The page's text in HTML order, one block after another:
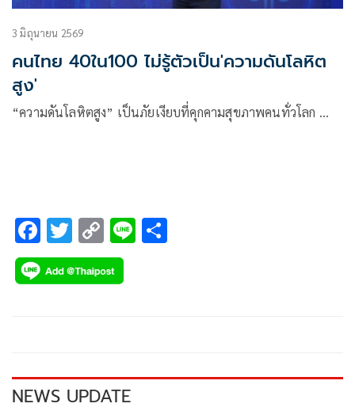
3 มิถุนายน 2569
คนไทย 40ใน100 ไม่รู้ตัวเป็น'ความดันโลหิต
สูง'
“ความดันโลหิตสูง” เป็นภัยเงียบที่คุกคามสุขภาพคนทั่วโลก …
F
ac
e
k
T
wi
tt
C
o
p
k
Li
NEWS UPDATE